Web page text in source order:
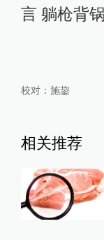
言 躺枪背
校对： 施鋆
相关推荐